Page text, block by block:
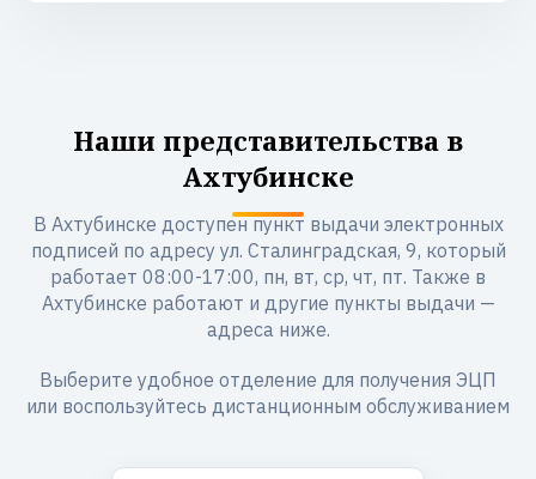
Наши представительства в
Ахтубинске
В Ахтубинске доступен пункт выдачи электронных
подписей по адресу ул. Сталинградская, 9, который
работает 08:00-17:00, пн, вт, ср, чт, пт. Также в
Ахтубинске работают и другие пункты выдачи —
адреса ниже.
Выберите удобное отделение для получения ЭЦП
или воспользуйтесь дистанционным обслуживанием